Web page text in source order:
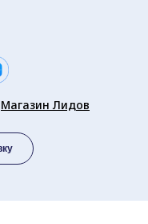
Магазин Лидов